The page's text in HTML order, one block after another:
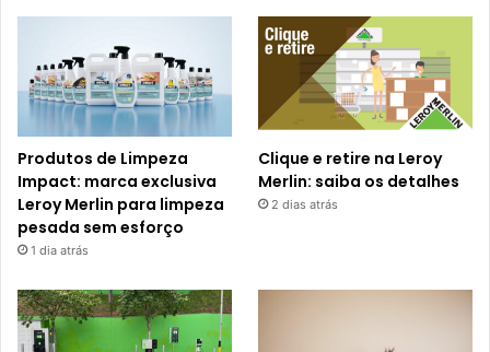
Produtos de Limpeza
Impact: marca exclusiva
Leroy Merlin para limpeza
pesada sem esforço
1 dia atrás
Clique e retire na Leroy
Merlin: saiba os detalhes
2 dias atrás